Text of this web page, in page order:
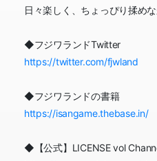
日々楽しく、ちょっぴり揉め
◆フジワランドTwitter
https://twitter.com/fjwland
◆フジワランドの書籍
https://isangame.thebase.in/
◆【公式】LICENSE vol